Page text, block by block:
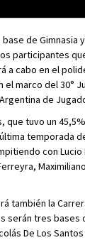
de Gimnasia
participantes
a cabo en el
el marco del 30°
de
que tuvo un
temporada
con Lucio
también la
serán tres bases
De Los